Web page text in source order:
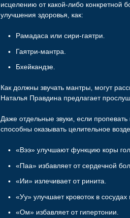
исцелению от какой-либо конкретной
улучшения здоровья, как:
Рамадаса или сири-гаятри.
Гаятри-мантра.
Бхейкандзе.
Как должны звучать мантры, могут
Наталья Правдина предлагает
Даже отдельные звуки, если
способны оказывать целительное
«Вээ» улучшают функцию коры
«Паа» избавляет от сердечной
«Ии» излечивает от ринита.
«Уу» улучшает кровоток в сосудах
«Ом» избавляет от гипертонии.